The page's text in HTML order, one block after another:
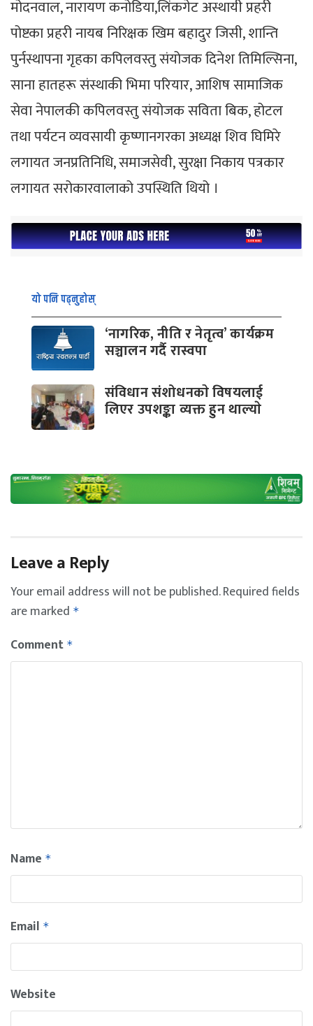
मोदनवाल, नारायण कनोडिया,लिंकगेट अस्थायी प्रहरी
पोष्टका प्रहरी नायब निरिक्षक खिम बहादुर जिसी, शान्ति
पुर्नस्थापना गृहका कपिलवस्तु संयोजक दिनेश तिमिल्सिना,
साना हातहरू संस्थाकी भिमा परियार, आशिष सामाजिक
सेवा नेपालकी कपिलवस्तु संयोजक सविता बिक, होटल
तथा पर्यटन व्यवसायी कृष्णानगरका अध्यक्ष शिव घिमिरे
लगायत जनप्रतिनिधि, समाजसेवी, सुरक्षा निकाय पत्रकार
लगायत सरोकारवालाको उपस्थिति थियो ।
यो पनि पढ्नुहोस्
‘नागरिक, नीति र नेतृत्व’ कार्यक्रम
सञ्चालन गर्दै रास्वपा
संविधान संशोधनकाे विषयलाई
लिएर उपशङ्का व्यक्त हुन थाल्याे
Leave a Reply
Your email address will not be published.Required fields
are marked *
Comment *
Name *
Email *
Website